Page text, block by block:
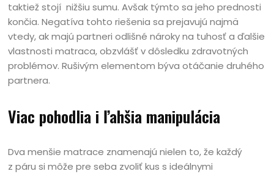
taktiež stojí nižšiu sumu. Avšak týmto sa jeho prednosti
končia. Negatíva tohto riešenia sa prejavujú najmä
vtedy, ak majú partneri odlišné nároky na tuhosť a ďalšie
vlastnosti matraca, obzvlášť v dôsledku zdravotných
problémov. Rušivým elementom býva otáčanie druhého
partnera.
Viac pohodlia i ľahšia manipulácia
Dva menšie matrace znamenajú nielen to, že každý
z páru si môže pre seba zvoliť kus s ideálnymi